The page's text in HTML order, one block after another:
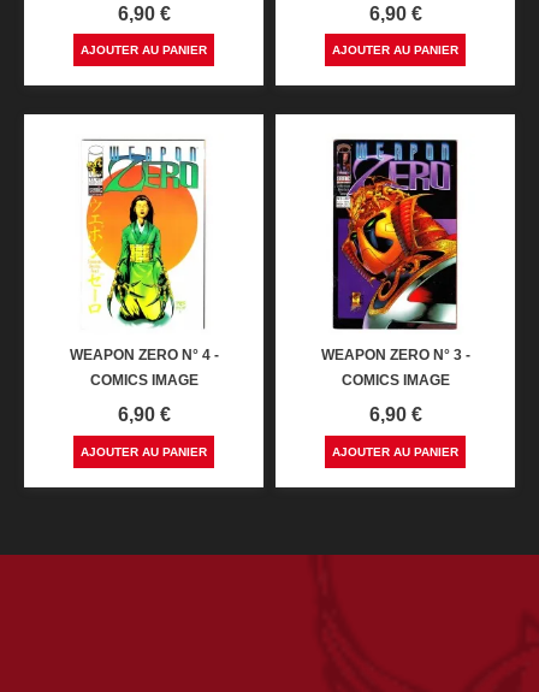
Prix
6,90 €
AJOUTER AU PANIER
Prix
6,90 €
AJOUTER AU PANIER
WEAPON ZERO N° 4 -
COMICS IMAGE
Prix
6,90 €
AJOUTER AU PANIER
WEAPON ZERO N° 3 -
COMICS IMAGE
Prix
6,90 €
AJOUTER AU PANIER